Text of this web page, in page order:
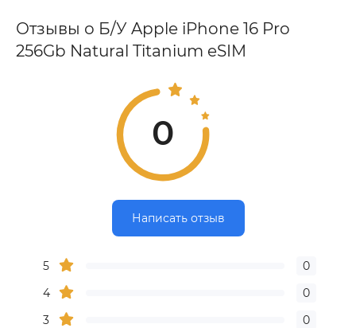
Отзывы о Б/У Apple iPhone 16 Pro
256Gb Natural Titanium eSIM
0
Написать отзыв
5
0
4
0
3
0